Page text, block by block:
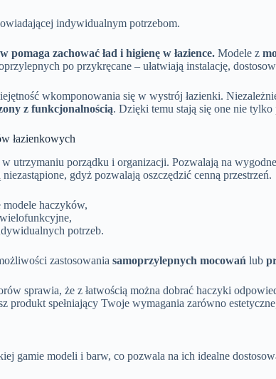
indywidualnym potrzebom.
zachować ład i higienę w łazience. Modele z
po przykręcane – ułatwiają instalację,
wkomponowania się w wystrój łazienki.
z funkcjonalnością. Dzięki temu stają się one nie
łazienkowych
w utrzymaniu porządku i organizacji. Pozwalają na
gdyż pozwalają oszczędzić cenną przestrzeń.
haczyków,
potrzeb.
zastosowania samoprzylepnych mocowań lub
sprawia, że z łatwością można dobrać haczyki
produkt spełniający Twoje wymagania zarówno
gamie modeli i barw, co pozwala na ich idealne